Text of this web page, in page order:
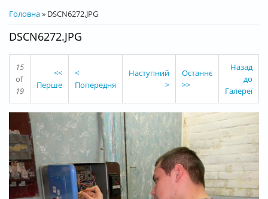
ВИ Є ТУТ
Головна» DSCN6272.JPG
DSCN6272.JPG
15
of
19
<<
Перше
<
Попередня
Наступний
>
Останнє
>>
Назад
до
Галереї